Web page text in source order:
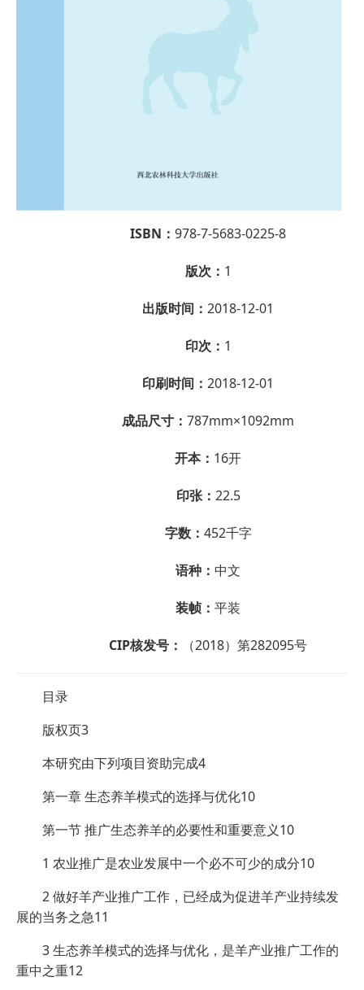
ISBN： 978-7-5683-0225-8
版次： 1
出版时间： 2018-12-01
印次： 1
印刷时间： 2018-12-01
成品尺寸： 787mm×1092mm
开本： 16开
印张： 22.5
字数： 452千字
语种： 中文
装帧： 平装
CIP核发号： （2018）第282095号
目录
版权页3
本研究由下列项目资助完成4
第一章 生态养羊模式的选择与优化10
第一节 推广生态养羊的必要性和重要意义10
1 农业推广是农业发展中一个必不可少的成分10
2 做好羊产业推广工作，已经成为促进羊产业持续发
展的当务之急11
3 生态养羊模式的选择与优化，是羊产业推广工作的
重中之重12